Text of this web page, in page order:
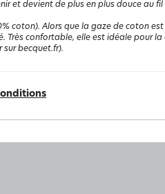
et devient de plus en plus douce au fil
coton). Alors que la gaze de coton est
Très confortable, elle est idéale pour
sur becquet.fr).